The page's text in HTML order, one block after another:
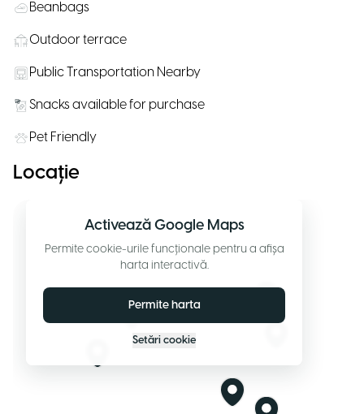
Beanbags
Outdoor terrace
Public Transportation Nearby
Snacks available for purchase
Pet Friendly
Locație
Activează Google Maps
Permite cookie-urile funcționale pentru a afișa
harta interactivă.
Permite harta
Setări cookie